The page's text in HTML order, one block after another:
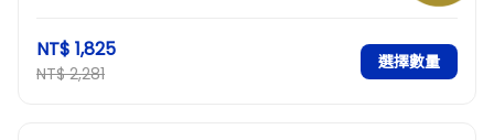
NT$ 1,825
NT$ 2,281
選擇數量